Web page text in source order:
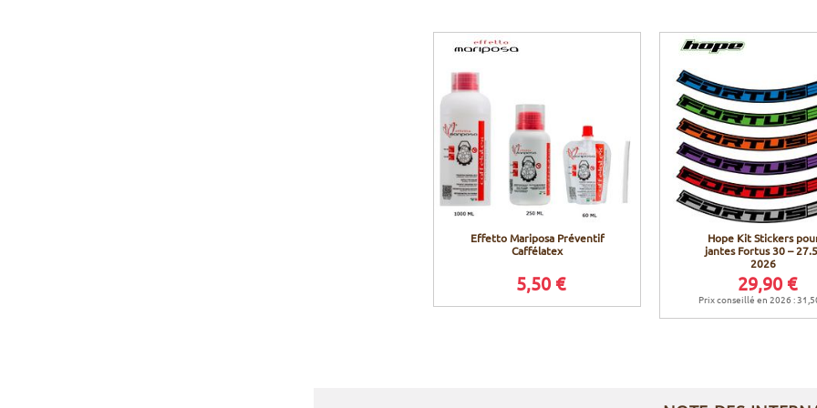
Effetto Mariposa Préventif
Caffélatex
5,50 €
Hope Kit Stickers
jantes Fortus 30 –
2026
29,90 €
Prix conseillé en 2026 :